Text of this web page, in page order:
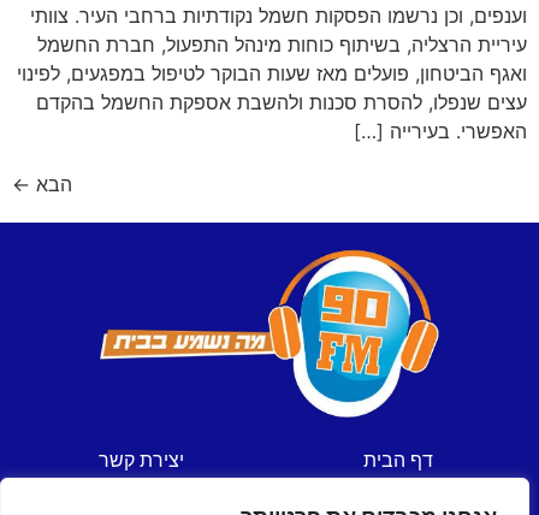
וענפים, וכן נרשמו הפסקות חשמל נקודתיות ברחבי העיר. צוותי
עיריית הרצליה, בשיתוף כוחות מינהל התפעול, חברת החשמל
ואגף הביטחון, פועלים מאז שעות הבוקר לטיפול במפגעים, לפינוי
עצים שנפלו, להסרת סכנות ולהשבת אספקת החשמל בהקדם
האפשרי. בעירייה […]
הבא ←
דף הבית
יצירת קשר